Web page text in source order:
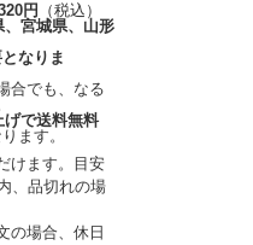
円
（税込）
宮城県、山形
なりま
合でも、なる
げで送料無料
ます。
ます。
目安
、品切れの場
の場合、休日